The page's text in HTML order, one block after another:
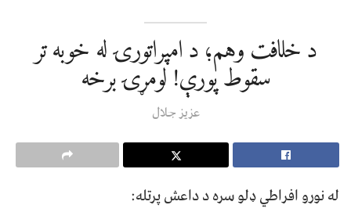
د خلافت وهم؛ د امپراتورۍ له خوبه تر
سقوط پورې! لومړۍ برخه
عزیز جلال
له نورو افراطي ډلو سره د داعش پرتله: